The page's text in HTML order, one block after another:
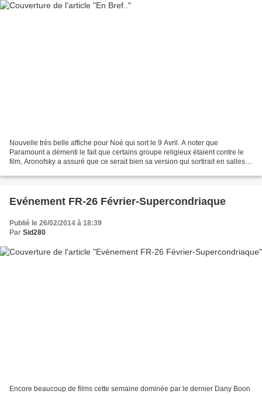
Nouvelle très belle affiche pour Noé qui sort le 9 Avril. A noter que
Paramount a démenti le fait que certains groupe religieux étaient contre le
film, Aronofsky a assuré que ce serait bien sa version qui sortirait en salles.
Evénement FR-26 Février-Supercondriaque
Publié le 26/02/2014 à 18:39
Par Sid280
Encore beaucoup de films cette semaine dominée par le dernier Dany Boon